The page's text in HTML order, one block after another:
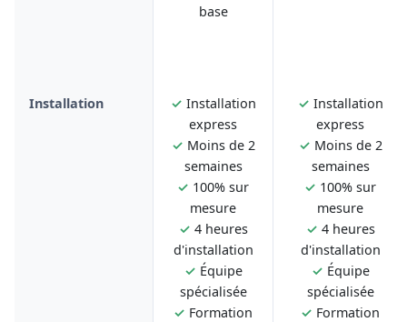
base
Installation ✓ Installation
express
✓ Moins de 2
semaines
✓ 100% sur
mesure
✓ 4 heures
d'installation
✓ Équipe
spécialisée
✓ Formation
✓ Installation
express
✓ Moins de 2
semaines
✓ 100% sur
mesure
✓ 4 heures
d'installation
✓ Équipe
spécialisée
✓ Formation